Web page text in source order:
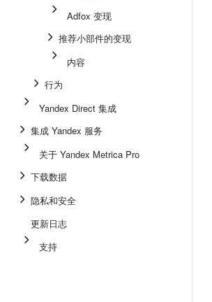
Adfox 变现
推荐小部件的变现
内容
行为
Yandex Direct 集成
集成 Yandex 服务
关于 Yandex Metrica Pro
下载数据
隐私和安全
更新日志
支持